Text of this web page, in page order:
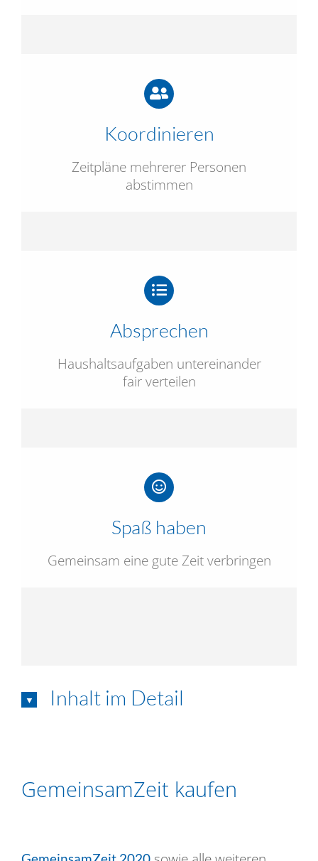
Koordinieren
Zeitpläne mehrerer Personen
abstimmen
Absprechen
Haushaltsaufgaben untereinander
fair verteilen
Spaß haben
Gemeinsam eine gute Zeit verbringen
Inhalt im Detail
GemeinsamZeit kaufen